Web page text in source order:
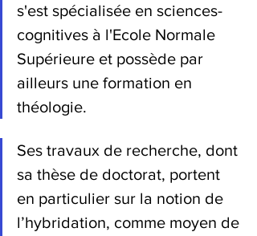
s'est spécialisée en sciences-
cognitives à l'Ecole Normale
Supérieure et possède par
ailleurs une formation en
théologie.
Ses travaux de recherche, dont
sa thèse de doctorat, portent
en particulier sur la notion de
l’hybridation, comme moyen de